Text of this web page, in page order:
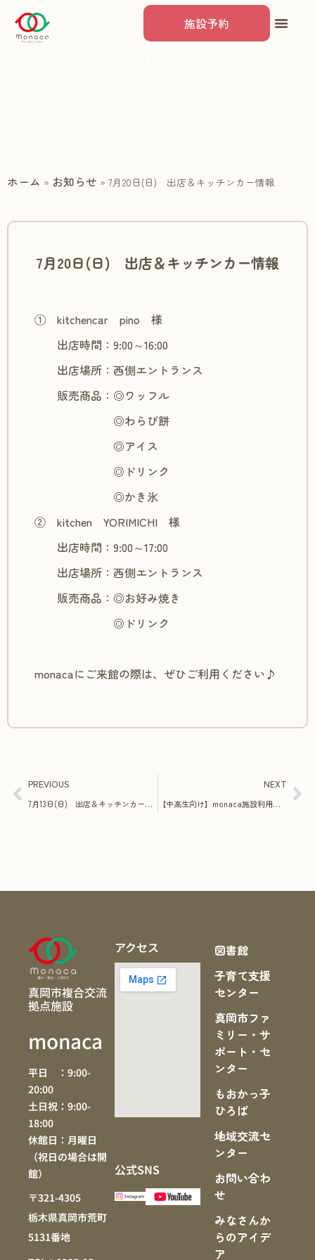
施設予約
ホーム » お知らせ » 7月20日(日) 出店＆キッチンカー情報
7月20日(日) 出店＆キッチンカー情報
① kitchencar pino 様
出店時間：9:00～16:00
出店場所：西側エントランス
販売商品：◎ワッフル
◎わらび餅
◎アイス
◎ドリンク
◎かき氷
② kitchen YORIMICHI 様
出店時間：9:00～17:00
出店場所：西側エントランス
販売商品：◎お好み焼き
◎ドリンク
monacaにご来館の際は、ぜひご利用ください♪
PREVIOUS
7月13日(日) 出店＆キッチンカー情報
NEXT
【中高生向け】monaca施設利用ガイド動画を公開しました！
真岡市複合交流
拠点施設
monaca
平日 ：9:00-
20:00
土日祝：9:00-
18:00
休館日：月曜日
（祝日の場合は開
館）
〒321-4305
栃木県真岡市荒町
5131番地
アクセス
公式SNS
図書館
子育て支援
センター
真岡市ファ
ミリー・サ
ポート・セ
ンター
もおかっ子
ひろば
地域交流セ
ンター
お問い合わ
せ
みなさんか
らのアイデ
ア